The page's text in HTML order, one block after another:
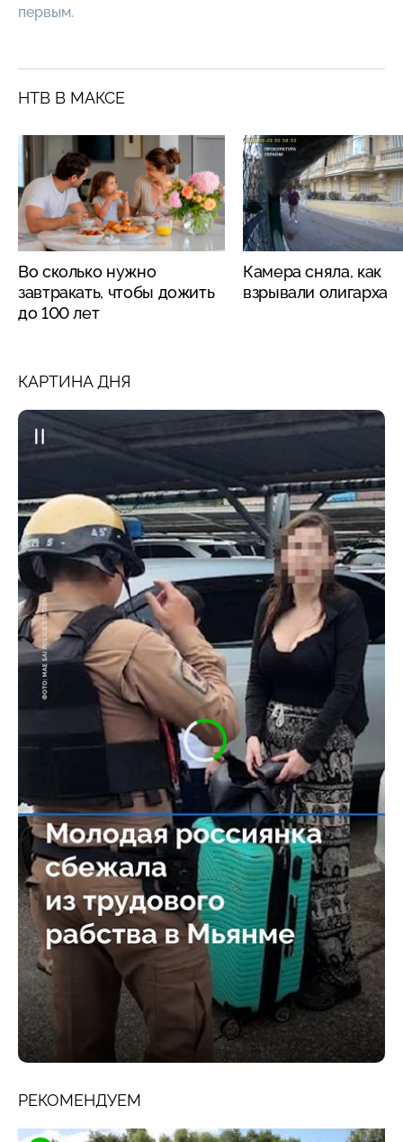
первым.
НТВ В МАКСЕ
Во сколько нужно
завтракать, чтобы дожить
до 100 лет
Камера сняла, как
взрывали олигарха
КАРТИНА ДНЯ
РЕКОМЕНДУЕМ